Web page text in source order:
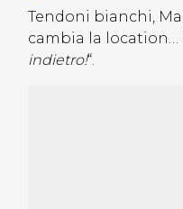
Tendoni bianchi,
cambia la location…
indietro!“.